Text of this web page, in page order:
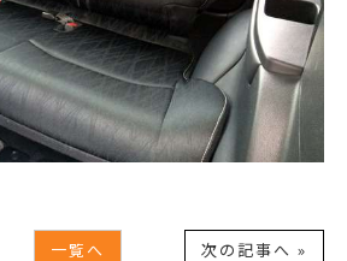
一覧へ 次の記事へ »